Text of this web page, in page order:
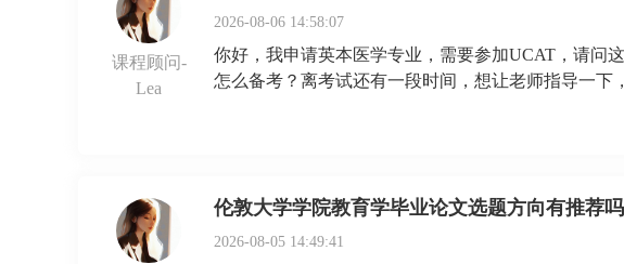
课程顾问-
Lea
2026-08-06 14:58:07
你好，我申请英本医学专业，需要参加UCAT，请问
怎么备考？离考试还有一段时间，想让老师指导一下
伦敦大学学院教育学毕业论文选题方向有推荐吗
2026-08-05 14:49:41